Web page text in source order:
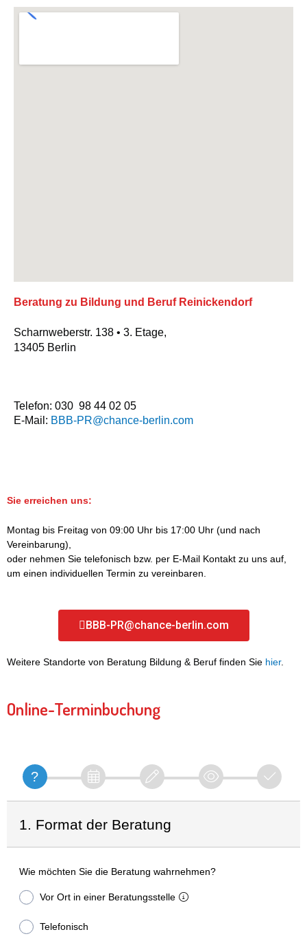
Beratung zu Bildung und Beruf Reinickendorf
Scharnweberstr. 138 • 3. Etage,
13405 Berlin
Telefon: 030 98 44 02 05
E-Mail: BBB-PR@chance-berlin.com
Sie erreichen uns:
Montag bis Freitag von 09:00 Uhr bis 17:00 Uhr (und nach
Vereinbarung),
oder nehmen Sie telefonisch bzw. per E-Mail Kontakt zu uns auf,
um einen individuellen Termin zu vereinbaren.
BBB-PR@chance-berlin.com
Weitere Standorte von Beratung Bildung & Beruf finden Sie hier.
Online-Terminbuchung